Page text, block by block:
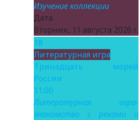
Изучение коллекции
Дата :
Вторник, 11 августа 2026 г.
18
Литературная игра
Тринадцать морей
России
11:00
Литературная игра-
знакомство с реками и